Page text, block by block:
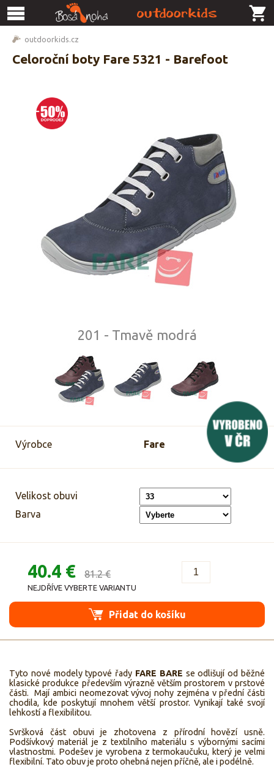
outdoorkids.cz
Celoroční boty Fare 5321 - Barefoot
201 - Tmavě modrá
Výrobce Fare
Velikost obuvi
Barva
40.4 € 81.2 €
NEJDŘÍVE VYBERTE VARIANTU
Přidat do košíku
Tyto nové modely typové řady FARE BARE se odlišují od běžné
klasické produkce především výrazně větším prostorem v prstové
části. Mají ambici neomezovat vývoj nohy zejména v přední části
chodila, kde poskytují mnohem větší prostor. Vynikají také svojí
lehkostí a flexibilitou.
Svršková část obuvi je zhotovena z přírodní hovězí usně.
Podšívkový materiál je z textilního materiálu s výbornými sacími
vlastnostmi. Podešev je vyrobena z termokaučuku, který je velmi
flexibilní. Tato obuv je proto ohebná nejen příčně, ale i podélně.